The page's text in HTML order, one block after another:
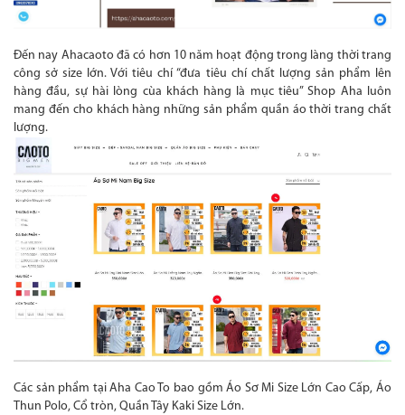
Đến nay Ahacaoto đã có hơn 10 năm hoạt động trong làng thời trang
công sở size lớn. Với tiêu chí “đưa tiêu chí chất lượng sản phẩm lên
hàng đầu, sự hài lòng cùa khách hàng là mục tiêu” Shop Aha luôn
mang đến cho khách hàng những sản phẩm quần áo thời trang chất
lượng.
Các sản phẩm tại Aha Cao To bao gồm Áo Sơ Mi Size Lớn Cao Cấp, Áo
Thun Polo, Cổ tròn, Quần Tây Kaki Size Lớn.